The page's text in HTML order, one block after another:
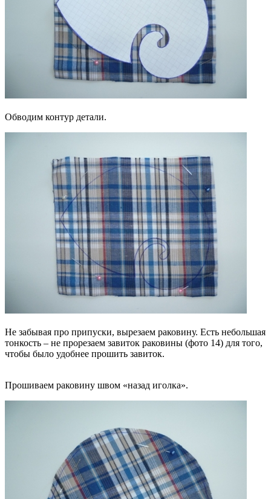
Обводим контур детали.
Не забывая про припуски, вырезаем раковину. Есть небольшая
тонкость – не прорезаем завиток раковины (фото 14) для того,
чтобы было удобнее прошить завиток.
Прошиваем раковину швом «назад иголка».